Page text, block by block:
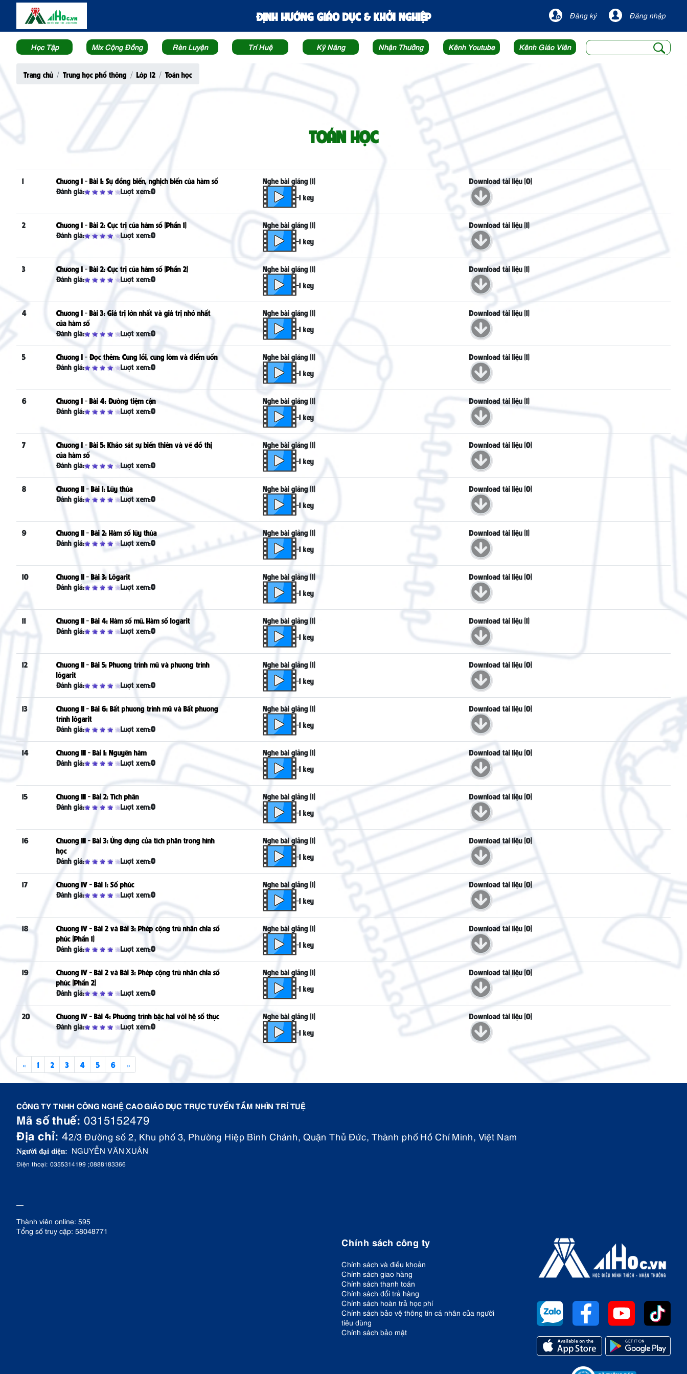
Đăng ký Đăng nhập
ĐỊNH HƯỚNG GIÁO DỤC & KHỞI NGHIỆP
Học Tập Mix Cộng Đồng Rèn Luyện Trí Huệ Kỹ Năng Nhận Thưởng Kênh Youtube Kênh Giáo Viên
Trang chủ Trung học phổ thông Lớp 12 Toán học
TOÁN HỌC
1
Chương I - Bài 1: Sự đồng biến, nghịch biến của hàm số
Đánh giá:
Lượt xem:0
Nghe bài giảng (1)
-1 key
Download tài liệu (0)
2
Chương I - Bài 2: Cực trị của hàm số (Phần 1)
Đánh giá:
Lượt xem:0
Nghe bài giảng (1)
-1 key
Download tài liệu (1)
3
Chương I - Bài 2: Cực trị của hàm số (Phần 2)
Đánh giá:
Lượt xem:0
Nghe bài giảng (1)
-1 key
Download tài liệu (1)
4
Chương I - Bài 3: Giá trị lớn nhất và giá trị nhỏ nhất
của hàm số
Đánh giá:
Lượt xem:0
Nghe bài giảng (1)
-1 key
Download tài liệu (1)
5
Chương I - Đọc thêm: Cung lồi, cung lõm và điểm uốn
Đánh giá:
Lượt xem:0
Nghe bài giảng (1)
-1 key
Download tài liệu (1)
6
Chương I - Bài 4: Đường tiệm cận
Đánh giá:
Lượt xem:0
Nghe bài giảng (1)
-1 key
Download tài liệu (1)
7
Chương I - Bài 5: Khảo sát sự biến thiên và vẽ đồ thị
của hàm số
Đánh giá:
Lượt xem:0
Nghe bài giảng (1)
-1 key
Download tài liệu (0)
8
Chương II - Bài 1: Lũy thừa
Đánh giá:
Lượt xem:0
Nghe bài giảng (1)
-1 key
Download tài liệu (0)
9
Chương II - Bài 2: Hàm số lũy thừa
Đánh giá:
Lượt xem:0
Nghe bài giảng (1)
-1 key
Download tài liệu (1)
10
Chương II - Bài 3: Lôgarit
Đánh giá:
Lượt xem:0
Nghe bài giảng (1)
-1 key
Download tài liệu (0)
11
Chương II - Bài 4: Hàm số mũ. Hàm số logarit
Đánh giá:
Lượt xem:0
Nghe bài giảng (1)
-1 key
Download tài liệu (1)
12
Chương II - Bài 5: Phương trình mũ và phương trình
lôgarit
Đánh giá:
Lượt xem:0
Nghe bài giảng (1)
-1 key
Download tài liệu (0)
13
Chương II - Bài 6: Bất phương trình mũ và Bất phương
trình lôgarit
Đánh giá:
Lượt xem:0
Nghe bài giảng (1)
-1 key
Download tài liệu (0)
14
Chương III - Bài 1: Nguyên hàm
Đánh giá:
Lượt xem:0
Nghe bài giảng (1)
-1 key
Download tài liệu (0)
15
Chương III - Bài 2: Tích phân
Đánh giá:
Lượt xem:0
Nghe bài giảng (1)
-1 key
Download tài liệu (0)
16
Chương III - Bài 3: Ứng dụng của tích phân trong hình
học
Đánh giá:
Lượt xem:0
Nghe bài giảng (1)
-1 key
Download tài liệu (0)
17
Chương IV - Bài 1: Số phức
Đánh giá:
Lượt xem:0
Nghe bài giảng (1)
-1 key
Download tài liệu (0)
18
Chương IV - Bài 2 và Bài 3: Phép cộng trừ nhân chia số
phức (Phần 1)
Đánh giá:
Lượt xem:0
Nghe bài giảng (1)
-1 key
Download tài liệu (0)
19
Chương IV - Bài 2 và Bài 3: Phép cộng trừ nhân chia số
phức (Phần 2)
Đánh giá:
Lượt xem:0
Nghe bài giảng (1)
-1 key
Download tài liệu (0)
20
Chương IV - Bài 4: Phương trình bậc hai với hệ số thực
Đánh giá:
Lượt xem:0
Nghe bài giảng (1)
-1 key
Download tài liệu (0)
« 1 2 3 4 5 6 »
CÔNG TY TNHH CÔNG NGHỆ CAO GIÁO DỤC TRỰC TUYẾN TẦM NHÌN TRÍ TUỆ
Mã số thuế: 0315152479
Địa chỉ: 42/3 Đường số 2, Khu phố 3, Phường Hiệp Bình Chánh, Quận Thủ Đức, Thành phố Hồ Chí Minh, Việt Nam
Người đại diện: NGUYỄN VĂN XUÂN
Điện thoại: 0355314199 ;0888183366
Thành viên online: 595
Tổng số truy cập: 58048771
Chính sách công ty
Chính sách và điều khoản
Chính sách giao hàng
Chính sách thanh toán
Chính sách đổi trả hàng
Chính sách hoàn trả học phí
Chính sách bảo vệ thông tin cá nhân của người
tiêu dùng
Chính sách bảo mật